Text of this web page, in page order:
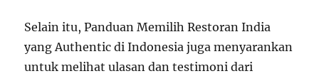
Selain itu, Panduan Memilih Restoran India
yang Authentic di Indonesia juga menyarankan
untuk melihat ulasan dan testimoni dari